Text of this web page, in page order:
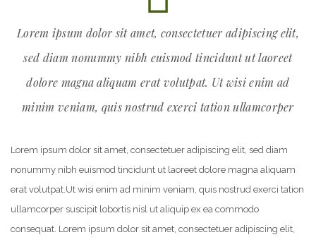
Lorem ipsum dolor sit amet, consectetuer adipiscing elit,
sed diam nonummy nibh euismod tincidunt ut laoreet
dolore magna aliquam erat volutpat. Ut wisi enim ad
minim veniam, quis nostrud exerci tation ullamcorper
Lorem ipsum dolor sit amet, consectetuer adipiscing elit, sed diam
nonummy nibh euismod tincidunt ut laoreet dolore magna aliquam
erat volutpat.Ut wisi enim ad minim veniam, quis nostrud exerci tation
ullamcorper suscipit lobortis nisl ut aliquip ex ea commodo
consequat. Lorem ipsum dolor sit amet, consectetuer adipiscing elit,